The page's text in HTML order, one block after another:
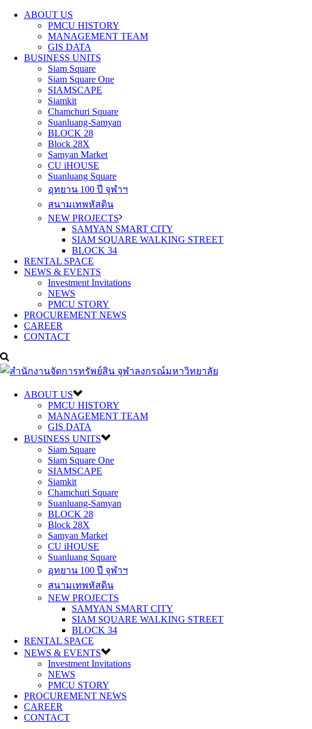
ABOUT US
PMCU HISTORY
MANAGEMENT TEAM
GIS DATA
BUSINESS UNITS
Siam Square
Siam Square One
SIAMSCAPE
Siamkit
Chamchuri Square
Suanluang-Samyan
BLOCK 28
Block 28X
Samyan Market
CU iHOUSE
Suanluang Square
อุทยาน 100 ปี จุฬาฯ
สนามเทพหัสดิน
NEW PROJECTS
SAMYAN SMART CITY
SIAM SQUARE WALKING STREET
BLOCK 34
RENTAL SPACE
NEWS & EVENTS
Investment Invitations
NEWS
PMCU STORY
PROCUREMENT NEWS
CAREER
CONTACT
ABOUT US
PMCU HISTORY
MANAGEMENT TEAM
GIS DATA
BUSINESS UNITS
Siam Square
Siam Square One
SIAMSCAPE
Siamkit
Chamchuri Square
Suanluang-Samyan
BLOCK 28
Block 28X
Samyan Market
CU iHOUSE
Suanluang Square
อุทยาน 100 ปี จุฬาฯ
สนามเทพหัสดิน
NEW PROJECTS
SAMYAN SMART CITY
SIAM SQUARE WALKING STREET
BLOCK 34
RENTAL SPACE
NEWS & EVENTS
Investment Invitations
NEWS
PMCU STORY
PROCUREMENT NEWS
CAREER
CONTACT